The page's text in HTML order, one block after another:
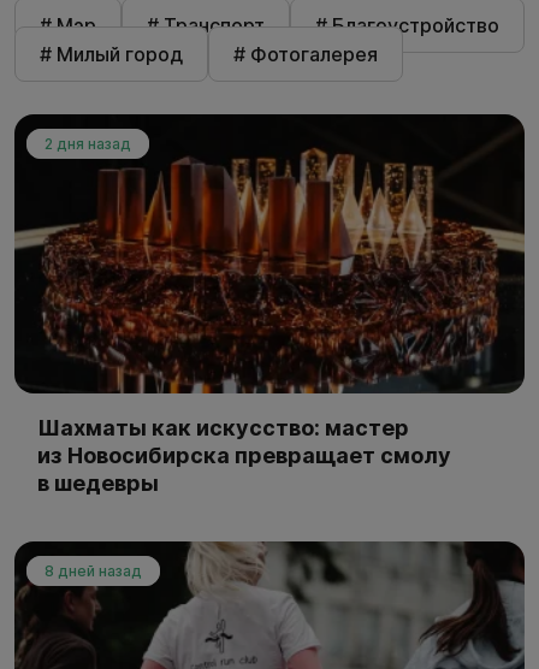
# Мэр # Транспорт
# Благоустройство
# Милый город
# Фотогалерея
2 дня назад
Шахматы как искусство: мастер
из Новосибирска превращает смолу
в шедевры
8 дней назад